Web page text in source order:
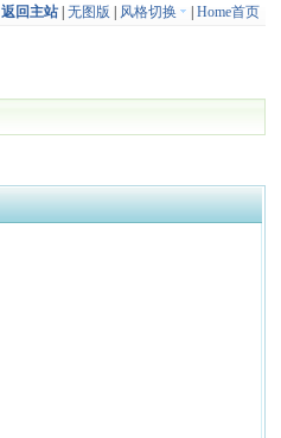
返回主站| 无图版 风格切换 Home首页